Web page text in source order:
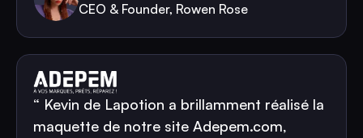
CEO & Founder, Rowen Rose
“ Kevin de Lapotion a brillamment réalisé la
maquette de notre site Adepem.com,